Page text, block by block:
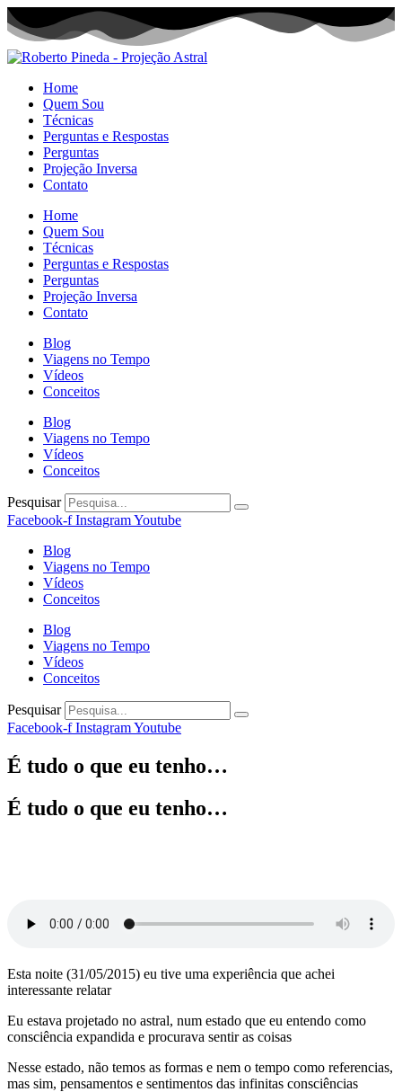
Home
Quem Sou
Técnicas
Perguntas e Respostas
Perguntas
Projeção Inversa
Contato
Home
Quem Sou
Técnicas
Perguntas e Respostas
Perguntas
Projeção Inversa
Contato
Blog
Viagens no Tempo
Vídeos
Conceitos
Blog
Viagens no Tempo
Vídeos
Conceitos
Pesquisar
Facebook-f InstagramYoutube
Blog
Viagens no Tempo
Vídeos
Conceitos
Blog
Viagens no Tempo
Vídeos
Conceitos
Pesquisar
Facebook-f InstagramYoutube
É tudo o que eu tenho…
É tudo o que eu tenho…
Esta noite (31/05/2015) eu tive uma experiência que achei
interessante relatar
Eu estava projetado no astral, num estado que eu entendo como
consciência expandida e procurava sentir as coisas
Nesse estado, não temos as formas e nem o tempo como referencias,
mas sim, pensamentos e sentimentos das infinitas consciências